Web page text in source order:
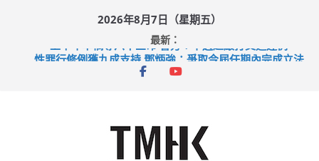
2026年8月7日（星期五）
最新：
上半年車禍奪六十三命 警方：下週起嚴打交通違例
性罪行修例獲九成支持 鄧炳強：爭取今屆任期內完成立法
涉造假公屋富戶申報表 倉管員准保釋候訊